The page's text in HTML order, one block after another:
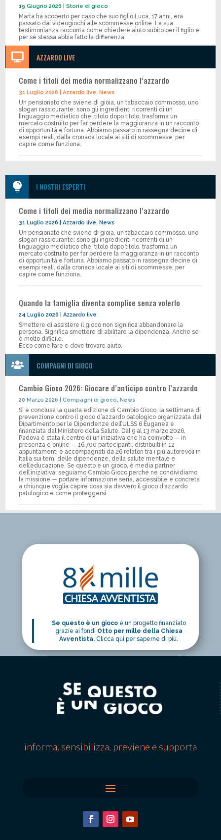
19 Giugno 2026 |Storie di gioco
Marta ha scoperto per caso che suo figlio Luca, 17 anni, era
passato dai videogiochi alle scommesse online. La sua
testimonianza racconta come chiedere aiuto subito per il figlio e
per sé stessa abbia fatto la differenza.
 AZZARDO LIVE
Come i titoli dei media normalizzano l’azzardo
31 Luglio 2026 |Azzardo live ,News
Un pensionato che sviene di gioia, un tabaccaio commosso, uno
slogan rassicurante: sono gli ingredienti ricorrenti di un
linguaggio mediatico che, titolo dopo titolo, trasforma un
mercato costruito per far perdere la maggioranza in un racconto
di opportunità e fortuna. Abbiamo passato in rassegna decine di
esempi reali, dalla cronaca locale ai siti di scommesse, per
capire come funziona.
 I NOSTRI ESPERTI
Come i titoli dei media normalizzano l’azzardo
31 Luglio 2026 |Azzardo live ,News
Un pensionato che sviene di gioia, un tabaccaio commosso, uno
slogan rassicurante: sono gli ingredienti ricorrenti di un
linguaggio mediatico che, titolo dopo titolo, trasforma un
mercato costruito per far perdere la maggioranza in un racconto
di opportunità e fortuna. Abbiamo passato in rassegna decine di
esempi reali, dalla cronaca locale ai siti di scommesse, per
capire come funziona.
Quando la famiglia diventa complice senza volerlo
24 Luglio 2026 |Azzardo live
Smettere di assistere il gioco non significa abbandonare la
persona. Significa smettere di abilitare la dipendenza. Anche se
è molto difficile.
Ecco come fare e dove trovare aiuto.
 COMPAGNI DI GIOCO
Cambio Gioco 2026: Giocare d’anticipo contro l’azzardo
20 Marzo 2026 |Compagni di gioco ,News
Si è conclusa la quarta edizione di Cambio Gioco, la settimana di
prevenzione contro il gioco d’azzardo patologico organizzata dal
Dipartimento per le Dipendenze dell’ULSS 6 Euganea e
finanziata dal Ministero della Salute. Dal 9 al 13 marzo 2026,
Padova è stata il centro di un’iniziativa che ha coinvolto — in
presenza e online — 16.700 partecipanti, distribuiti in 12
appuntamenti e accompagnati da 26 relatori tra i più autorevoli in
Italia sui temi delle dipendenze, della salute mentale e
dell’educazione. Se questo è un gioco, è media partner
dell’iniziativa: seguiamo Cambio Gioco perché ne condividiamo
la missione — portare informazione seria, accessibile e concreta
a chiunque voglia capire cosa sia davvero il gioco d’azzardo
patologico e come proteggersi.
Se questo è un giocoè un progetto finanziato
grazie ai fondi Otto per mille della Chiesa
Avventista.Clicca qui per saperne di più.
informa, sensibilizza, previene e supporta